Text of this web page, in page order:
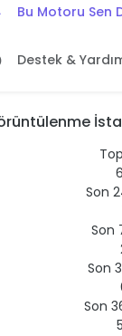
Bu Motoru Sen
Destek &
Son
Son
Son
Son